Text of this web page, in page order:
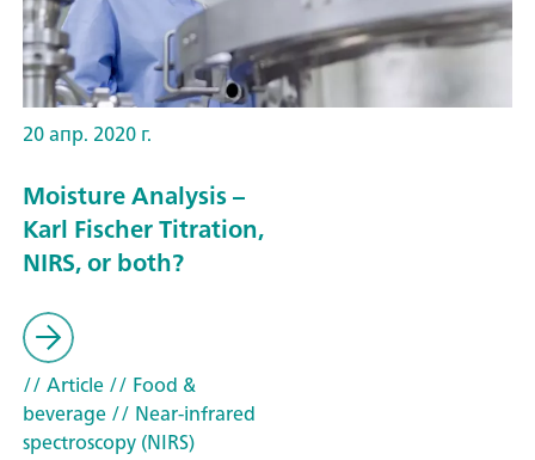
20 апр. 2020 г.
Moisture Analysis –
Karl Fischer Titration,
NIRS, or both?
// Article// Food &
beverage// Near-infrared
spectroscopy (NIRS)